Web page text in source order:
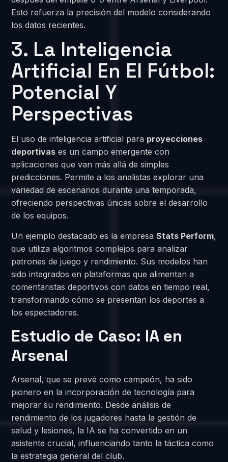
Esto refuerza la precisión del modelo considerando
los datos recientes.
3. La Inteligencia
Artificial En El Fútbol:
Potencial Y
Perspectivas
El uso de inteligencia artificial para proyecciones
deportivas es un campo emergente con
aplicaciones que van más allá de simples
predicciones. Permite a los analistas explorar una
variedad de escenarios durante una temporada,
ofreciendo perspectivas únicas sobre el desarrollo
de los equipos.
Un ejemplo destacado es la empresaStats Perform,
que utiliza algoritmos complejos para analizar
patrones de juego y rendimiento. Sus modelos han
sido integrados en plataformas que alimentan a
comentaristas deportivos con datos en tiempo real,
transformando cómo se presentan los deportes a
los espectadores.
Estudio de Caso: IA en
Arsenal
Arsenal, que se prevé como campeón, ha sido
pionero en la incorporación de tecnología para
mejorar su rendimiento. Desde análisis de
rendimiento de los jugadores hasta la gestión de
salud y lesiones, la IA se ha convertido en un
asistente crucial, influenciando tanto la táctica como
la estrategia general del club.